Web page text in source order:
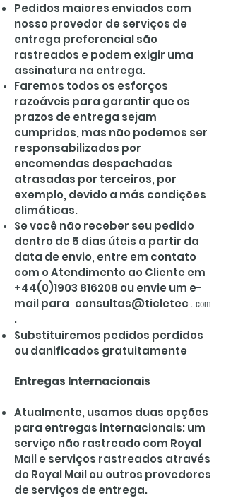
Pedidos maiores enviados com
nosso provedor de serviços de
entrega preferencial são
rastreados e podem exigir uma
assinatura na entrega.
Faremos todos os esforços
razoáveis para garantir que os
prazos de entrega sejam
cumpridos, mas não podemos ser
responsabilizados por
encomendas despachadas
atrasadas por terceiros, por
exemplo, devido a más condições
climáticas.
Se você não receber seu pedido
dentro de 5 dias úteis a partir da
data de envio, entre em contato
com o Atendimento ao Cliente em
+44(0)1903 816208 ou envie um e-
mail para consultas@ticletec . com
.
Substituiremos pedidos perdidos
ou danificados gratuitamente
Entregas Internacionais
Atualmente, usamos duas opções
para entregas internacionais: um
serviço não rastreado com Royal
Mail e serviços rastreados através
do Royal Mail ou outros provedores
de serviços de entrega.